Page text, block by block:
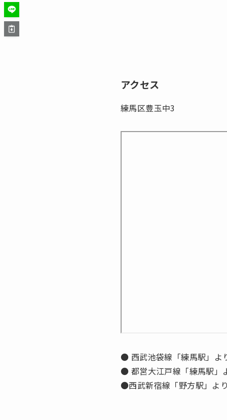
アクセス
練馬区豊玉中3
● 西武池袋線「練馬駅」よ
● 都営大江戸線「練馬駅」
●西武新宿線「野方駅」よ